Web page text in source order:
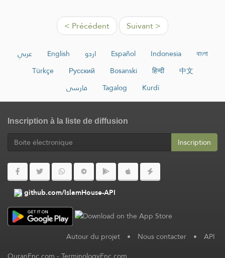
< Précédent Suivant >
عربي English اردو Español Indonesia
বাংলা
Türkçe
Русский Bosanski हिन्दी
中文
فارسی
Tagalog Kurdî
Inscription à la liste de diffusion
Inscription
github.com/IslamHouse-API
Autour du projet • Nous contacter • API